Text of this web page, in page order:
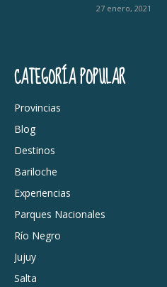
27 enero, 2021
CATEGORÍA POPULAR
Provincias
Blog
Destinos
Bariloche
Experiencias
Parques Nacionales
Río Negro
Jujuy
Salta